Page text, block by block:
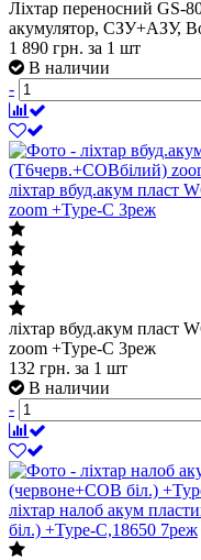
Ліхтар переносний GS-
акумулятор, СЗУ+АЗУ,
1 890 грн. за 1 шт
В наличии
-
ліхтар вбуд.акум пласт
zoom +Type-C 3реж
ліхтар вбуд.акум пласт
zoom +Type-C 3реж
132 грн. за 1 шт
В наличии
-
ліхтар налоб акум
біл.) +Type-C,18650 7реж